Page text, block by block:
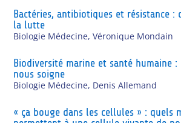
Bactéries, antibiotiques et résistance :
la lutte
Biologie Médecine,Véronique Mondain
Biodiversité marine et santé humaine
nous soigne
Biologie Médecine, Denis Allemand
« ça bouge dans les cellules » : quels